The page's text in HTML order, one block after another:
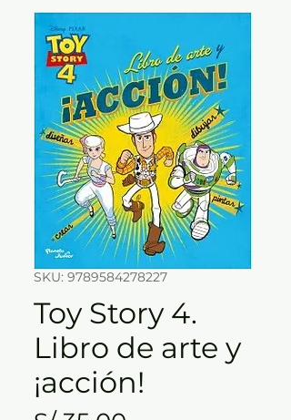
SKU: 9789584278227
Toy Story 4.
Libro de arte y
¡acción!